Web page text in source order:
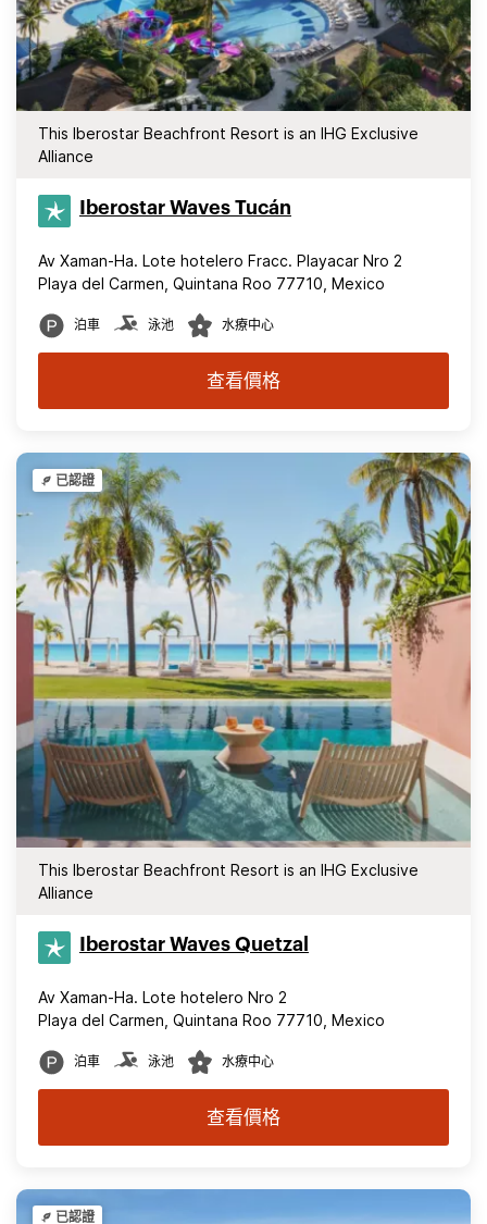
This Iberostar Beachfront Resort is an IHG Exclusive
Alliance
Iberostar Waves Tucán
Av Xaman-Ha. Lote hotelero Fracc. Playacar Nro 2
Playa del Carmen, Quintana Roo 77710, Mexico
泊車 泳池 水療中心
查看價格
已認證
This Iberostar Beachfront Resort is an IHG Exclusive
Alliance
Iberostar Waves Quetzal
Av Xaman-Ha. Lote hotelero Nro 2
Playa del Carmen, Quintana Roo 77710, Mexico
泊車 泳池 水療中心
查看價格
已認證